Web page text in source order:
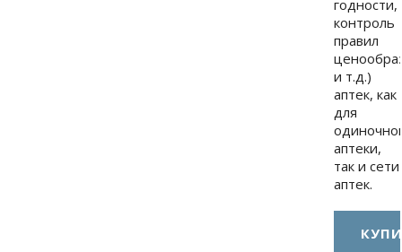
годности,
контроль
правил
и т.д.)
аптек, как
для
аптеки,
так и сети
аптек.